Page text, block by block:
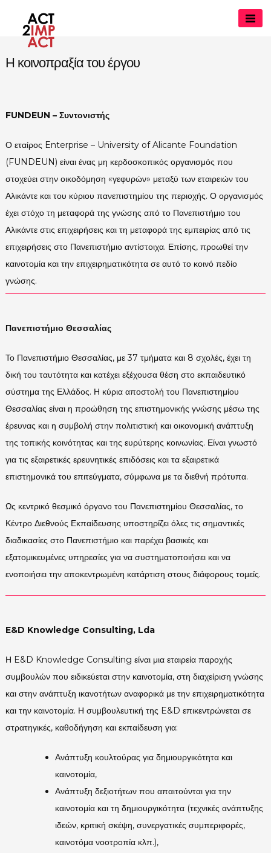
content
act2impact.eu
Η κοινοπραξία του έργου
FUNDEUN – Συντονιστής
Ο εταίρος Enterprise – University of Alicante Foundation
(FUNDEUN) είναι ένας μη κερδοσκοπικός οργανισμός που
στοχεύει στην οικοδόμηση «γεφυρών» μεταξύ των εταιρειών του
Αλικάντε και του κύριου πανεπιστημίου της περιοχής. Ο οργανισμός
έχει στόχο τη μεταφορά της γνώσης από το Πανεπιστήμιο του
Αλικάντε στις επιχειρήσεις και τη μεταφορά της εμπειρίας από τις
επιχειρήσεις στο Πανεπιστήμιο αντίστοιχα. Επίσης, προωθεί την
καινοτομία και την επιχειρηματικότητα σε αυτό το κοινό πεδίο
γνώσης.
Πανεπιστήμιο Θεσσαλίας
Το Πανεπιστήμιο Θεσσαλίας, με 37 τμήματα και 8 σχολές, έχει τη
δική του ταυτότητα και κατέχει εξέχουσα θέση στο εκπαιδευτικό
σύστημα της Ελλάδος. Η κύρια αποστολή του Πανεπιστημίου
Θεσσαλίας είναι η προώθηση της επιστημονικής γνώσης μέσω της
έρευνας και η συμβολή στην πολιτιστική και οικονομική ανάπτυξη
της τοπικής κοινότητας και της ευρύτερης κοινωνίας. Είναι γνωστό
για τις εξαιρετικές ερευνητικές επιδόσεις και τα εξαιρετικά
επιστημονικά του επιτεύγματα, σύμφωνα με τα διεθνή πρότυπα.
Ως κεντρικό θεσμικό όργανο του Πανεπιστημίου Θεσσαλίας, το
Κέντρο Διεθνούς Εκπαίδευσης υποστηρίζει όλες τις σημαντικές
διαδικασίες στο Πανεπιστήμιο και παρέχει βασικές και
εξατομικευμένες υπηρεσίες για να συστηματοποιήσει και να
ενοποιήσει την αποκεντρωμένη κατάρτιση στους διάφορους τομείς.
E&D Knowledge Consulting, Lda
Η E&D Knowledge Consulting είναι μια εταιρεία παροχής
συμβουλών που ειδικεύεται στην καινοτομία, στη διαχείριση γνώσης
και στην ανάπτυξη ικανοτήτων αναφορικά με την επιχειρηματικότητα
και την καινοτομία. Η συμβουλευτική της E&D επικεντρώνεται σε
στρατηγικές, καθοδήγηση και εκπαίδευση για:
Ανάπτυξη κουλτούρας για δημιουργικότητα και
καινοτομία,
Ανάπτυξη δεξιοτήτων που απαιτούνται για την
καινοτομία και τη δημιουργικότητα (τεχνικές ανάπτυξης
ιδεών, κριτική σκέψη, συνεργατικές συμπεριφορές,
καινοτόμα νοοτροπία κλπ.),